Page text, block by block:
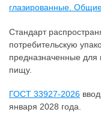
глазированные.
Стандарт
потребительскую
предназначенные для
пищу.
ГОСТ 33927-2026
января 2028 года.